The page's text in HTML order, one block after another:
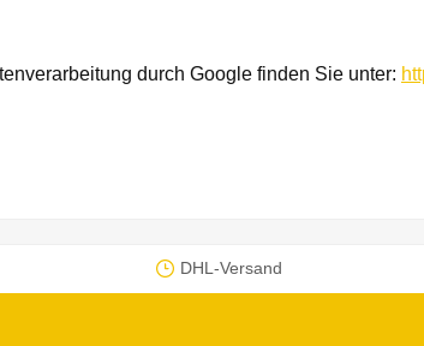
durch Google finden Sie unter:
DHL-Versand